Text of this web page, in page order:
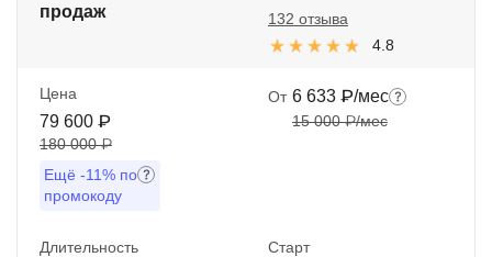
продаж
4.8
132 отзыва
Цена
79 600 ₽
180 000 ₽
Ещё -11% по
промокоду
От 6 633 ₽/мес
15 000 ₽/мес
Длительность Старт